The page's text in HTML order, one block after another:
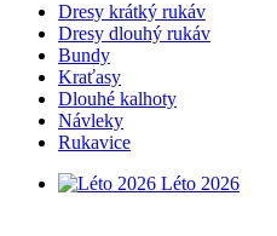
Dresy krátký rukáv
Dresy dlouhý rukáv
Bundy
Kraťasy
Dlouhé kalhoty
Návleky
Rukavice
Léto 2026